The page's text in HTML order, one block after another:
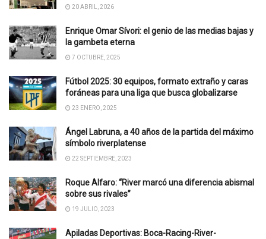
20 ABRIL, 2026
Enrique Omar Sívori: el genio de las medias bajas y
la gambeta eterna
7 OCTUBRE, 2025
Fútbol 2025: 30 equipos, formato extraño y caras
foráneas para una liga que busca globalizarse
23 ENERO, 2025
Ángel Labruna, a 40 años de la partida del máximo
símbolo riverplatense
22 SEPTIEMBRE, 2023
Roque Alfaro: “River marcó una diferencia abismal
sobre sus rivales”
19 JULIO, 2023
Apiladas Deportivas: Boca-Racing-River-